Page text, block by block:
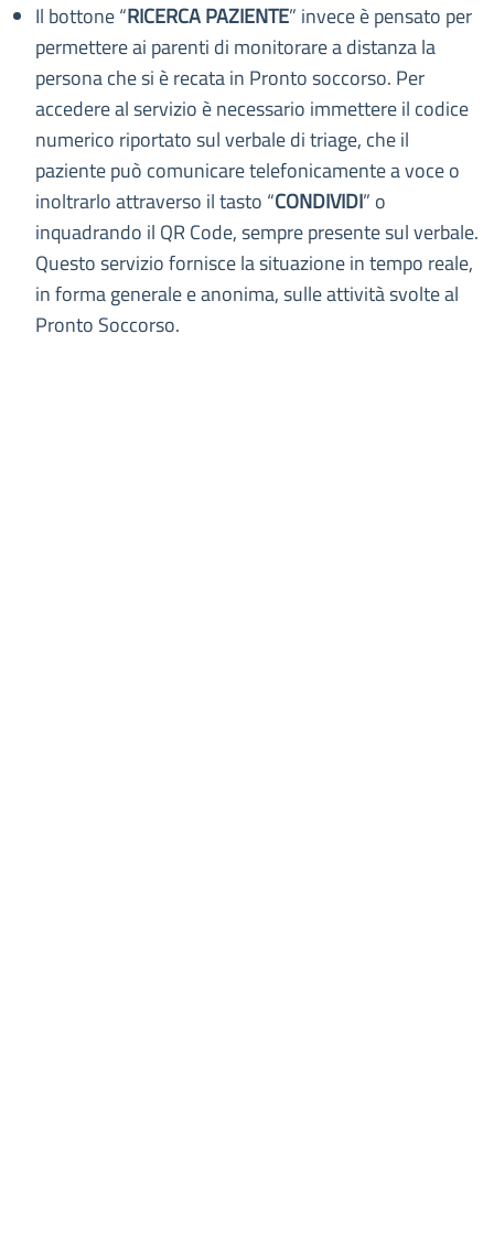
Il bottone “RICERCA PAZIENTE” invece è pensato per
permettere ai parenti di monitorare a distanza la
persona che si è recata in Pronto soccorso. Per
accedere al servizio è necessario immettere il codice
numerico riportato sul verbale di triage, che il
paziente può comunicare telefonicamente a voce o
inoltrarlo attraverso il tasto “CONDIVIDI” o
inquadrando il QR Code, sempre presente sul verbale.
Questo servizio fornisce la situazione in tempo reale,
in forma generale e anonima, sulle attività svolte al
Pronto Soccorso.